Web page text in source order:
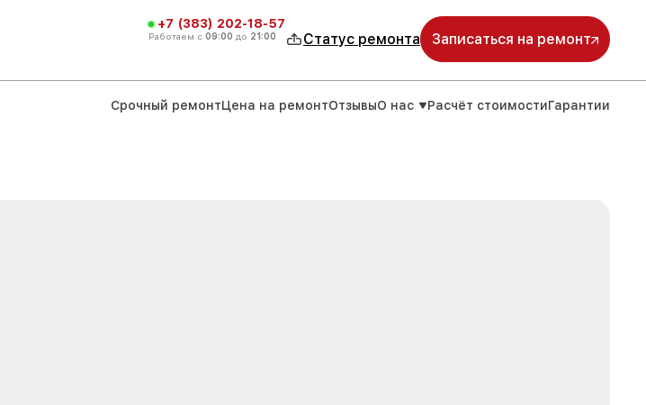
+7 (383) 202-18-57
Работаем с 09:00 до 21:00 Статус ремонта Записаться на ремонт
Срочный ремонтЦена на ремонтОтзывыО нас Расчёт стоимостиГарантии